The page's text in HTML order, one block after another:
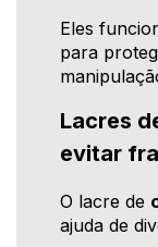
Eles
para
Lacres
evitar
O lacre de
ajuda de